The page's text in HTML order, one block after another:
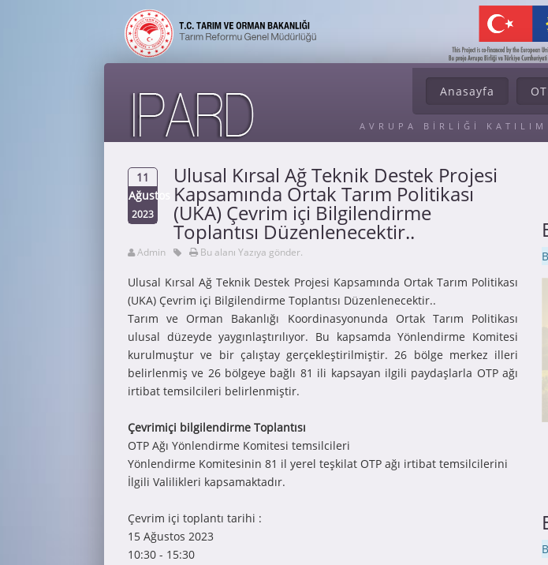
AVRUPA BİRLİĞİ KATILIM
Anasayfa
11
Ağustos
2023
Ulusal Kırsal Ağ Teknik Destek Projesi
Kapsamında Ortak Tarım Politikası
(UKA) Çevrim içi Bilgilendirme
Toplantısı Düzenlenecektir..
Admin Bu alanı Yazıya gönder.
Ulusal Kırsal Ağ Teknik Destek Projesi Kapsamında Ortak Tarım Politikası
(UKA) Çevrim içi Bilgilendirme Toplantısı Düzenlenecektir..
Tarım ve Orman Bakanlığı Koordinasyonunda Ortak Tarım Politikası
ulusal düzeyde yaygınlaştırılıyor. Bu kapsamda Yönlendirme Komitesi
kurulmuştur ve bir çalıştay gerçekleştirilmiştir. 26 bölge merkez illeri
belirlenmiş ve 26 bölgeye bağlı 81 ili kapsayan ilgili paydaşlarla OTP ağı
irtibat temsilcileri belirlenmiştir.
Çevrimiçi bilgilendirme Toplantısı
OTP Ağı Yönlendirme Komitesi temsilcileri
Yönlendirme Komitesinin 81 il yerel teşkilat OTP ağı irtibat temsilcilerini
İlgili Valilikleri kapsamaktadır.
Çevrim içi toplantı tarihi :
15 Ağustos 2023
10:30 - 15:30